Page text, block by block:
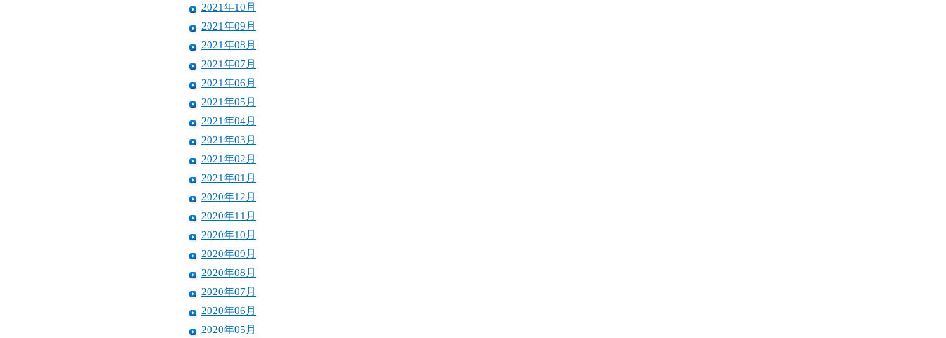
2021年10月
2021年09月
2021年08月
2021年07月
2021年06月
2021年05月
2021年04月
2021年03月
2021年02月
2021年01月
2020年12月
2020年11月
2020年10月
2020年09月
2020年08月
2020年07月
2020年06月
2020年05月